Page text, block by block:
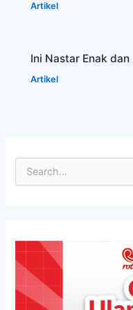
Artikel
Ini Nastar Enak
Artikel
a
n
t
u